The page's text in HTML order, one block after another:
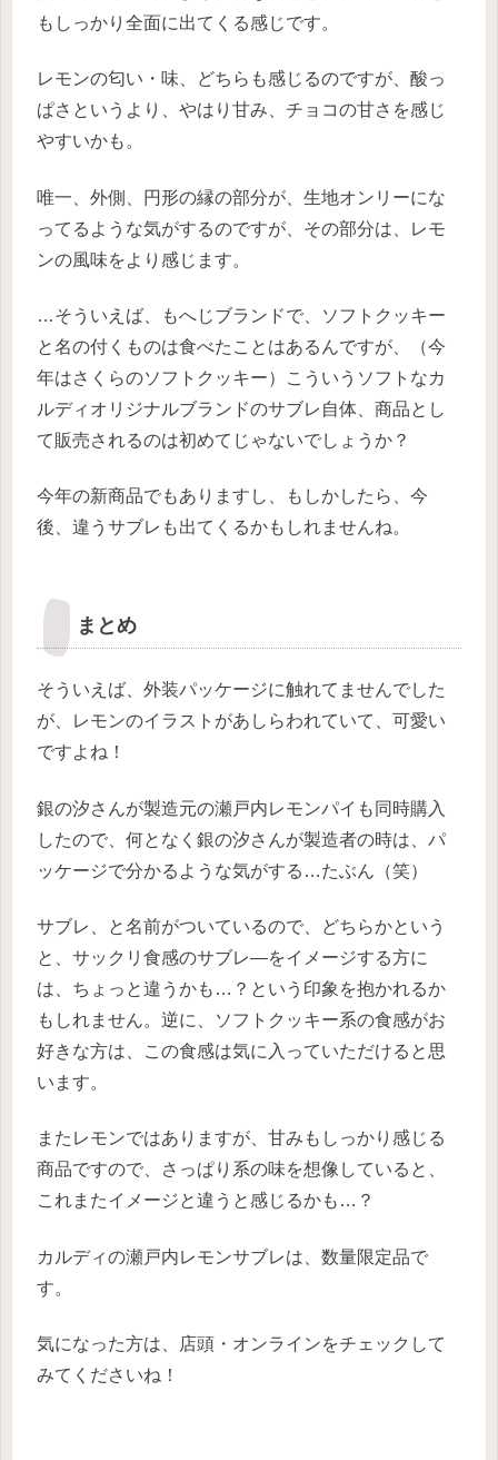
もしっかり全面に出てくる感じです。
レモンの匂い・味、どちらも感じるのですが、酸っ
ぱさというより、やはり甘み、チョコの甘さを感じ
やすいかも。
唯一、外側、円形の縁の部分が、生地オンリーにな
ってるような気がするのですが、その部分は、レモ
ンの風味をより感じます。
…そういえば、もへじブランドで、ソフトクッキー
と名の付くものは食べたことはあるんですが、（今
年はさくらのソフトクッキー）こういうソフトなカ
ルディオリジナルブランドのサブレ自体、商品とし
て販売されるのは初めてじゃないでしょうか？
今年の新商品でもありますし、もしかしたら、今
後、違うサブレも出てくるかもしれませんね。
まとめ
そういえば、外装パッケージに触れてませんでした
が、レモンのイラストがあしらわれていて、可愛い
ですよね！
銀の汐さんが製造元の瀬戸内レモンパイも同時購入
したので、何となく銀の汐さんが製造者の時は、パ
ッケージで分かるような気がする…たぶん（笑）
サブレ、と名前がついているので、どちらかという
と、サックリ食感のサブレ―をイメージする方に
は、ちょっと違うかも…？という印象を抱かれるか
もしれません。逆に、ソフトクッキー系の食感がお
好きな方は、この食感は気に入っていただけると思
います。
またレモンではありますが、甘みもしっかり感じる
商品ですので、さっぱり系の味を想像していると、
これまたイメージと違うと感じるかも…？
カルディの瀬戸内レモンサブレは、数量限定品で
す。
気になった方は、店頭・オンラインをチェックして
みてくださいね！